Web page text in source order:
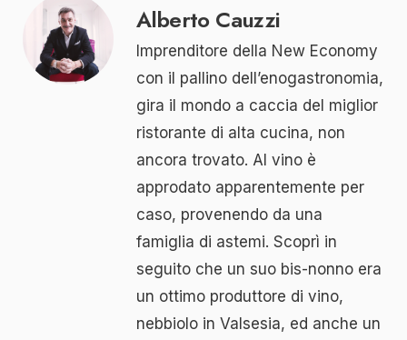
Alberto Cauzzi
Imprenditore della New Economy
con il pallino dell’enogastronomia,
gira il mondo a caccia del miglior
ristorante di alta cucina, non
ancora trovato. Al vino è
approdato apparentemente per
caso, provenendo da una
famiglia di astemi. Scoprì in
seguito che un suo bis-nonno era
un ottimo produttore di vino,
nebbiolo in Valsesia, ed anche un